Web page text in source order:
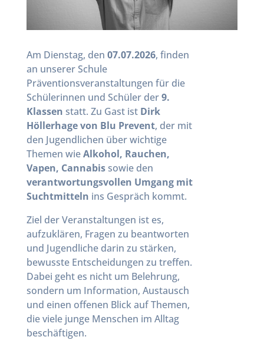
Am Dienstag, den 07.07.2026, finden
an unserer Schule
Präventionsveranstaltungen für die
Schülerinnen und Schüler der9.
Klassen statt. Zu Gast ist Dirk
Höllerhage von Blu Prevent, der mit
den Jugendlichen über wichtige
Themen wieAlkohol, Rauchen,
Vapen, Cannabissowie den
verantwortungsvollen Umgang mit
Suchtmitteln ins Gespräch kommt.
Ziel der Veranstaltungen ist es,
aufzuklären, Fragen zu beantworten
und Jugendliche darin zu stärken,
bewusste Entscheidungen zu treffen.
Dabei geht es nicht um Belehrung,
sondern um Information, Austausch
und einen offenen Blick auf Themen,
die viele junge Menschen im Alltag
beschäftigen.